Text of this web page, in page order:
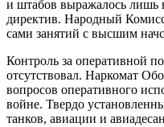
и штабов выражалось лишь
директив. Народный
сами занятий с высшим
Контроль за оперативной
отсутствовал. Наркомат
вопросов оперативного
войне. Твердо
танков, авиации и